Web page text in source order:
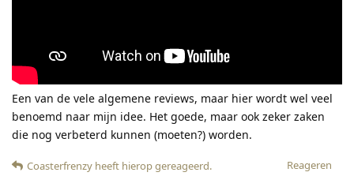
Een van de vele algemene reviews, maar hier wordt wel veel
benoemd naar mijn idee. Het goede, maar ook zeker zaken
die nog verbeterd kunnen (moeten?) worden.
Reageren
Coasterfrenzy heeft hierop gereageerd.